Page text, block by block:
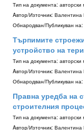
Тип на документа:
Aвтор/Източник: Валентина
Обнародван/Публикуван на:
Търпимите
устройство на
Тип на документа:
Aвтор/Източник: Валентина
Обнародван/Публикуван на:
Правна уредба на
строителния
Тип на документа:
Aвтор/Източник: Валентина